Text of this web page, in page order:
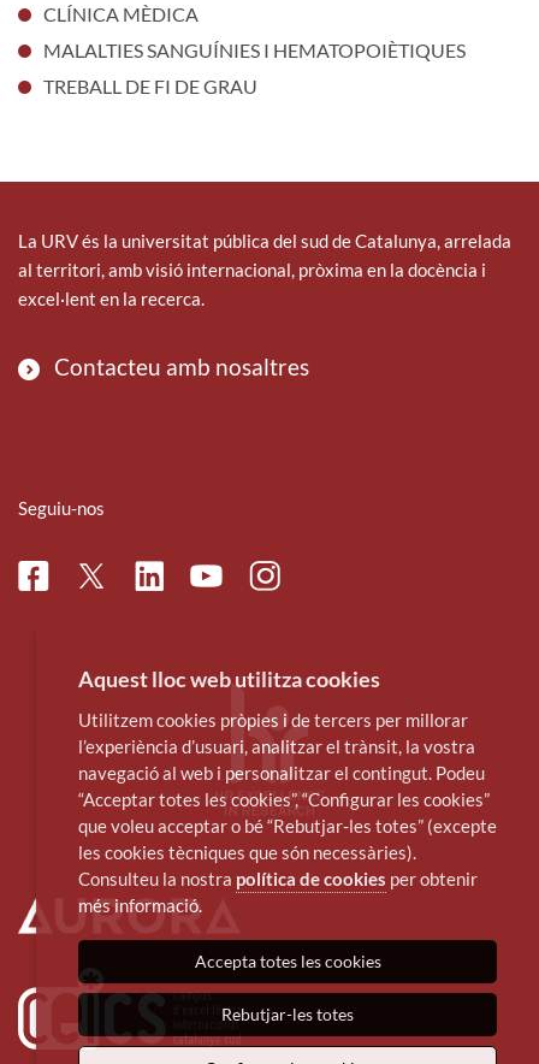
CLÍNICA MÈDICA
MALALTIES SANGUÍNIES I HEMATOPOIÈTIQUES
TREBALL DE FI DE GRAU
La URV és la universitat pública del sud de Catalunya, arrelada
al territori, amb visió internacional, pròxima en la docència i
excel·lent en la recerca.
Contacteu amb nosaltres
Seguiu-nos
FacebookTwitterLinkedinYoutubeInstagram
Aquest lloc web utilitza cookies
Utilitzem cookies pròpies i de tercers per millorar
l’experiència d’usuari, analitzar el trànsit, la vostra
navegació al web i personalitzar el contingut. Podeu
“Acceptar totes les cookies”, “Configurar les cookies”
que voleu acceptar o bé “Rebutjar-les totes” (excepte
les cookies tècniques que són necessàries).
Consulteu la nostra política de cookies per obtenir
més informació.
Accepta totes les cookies
Rebutjar-les totes